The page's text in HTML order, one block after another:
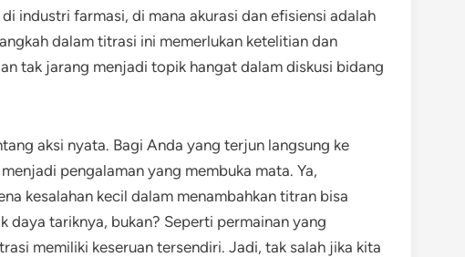
industri farmasi, di mana akurasi dan efisiensi adalah
dalam titrasi ini memerlukan ketelitian dan
tak jarang menjadi topik hangat dalam diskusi bidang
aksi nyata. Bagi Anda yang terjun langsung ke
pengalaman yang membuka mata. Ya,
kesalahan kecil dalam menambahkan titran bisa
tariknya, bukan? Seperti permainan yang
memiliki keseruan tersendiri. Jadi, tak salah jika kita